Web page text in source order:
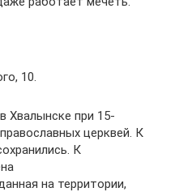
10.
Хвалынске при 15-
церквей. К
К
на территории,